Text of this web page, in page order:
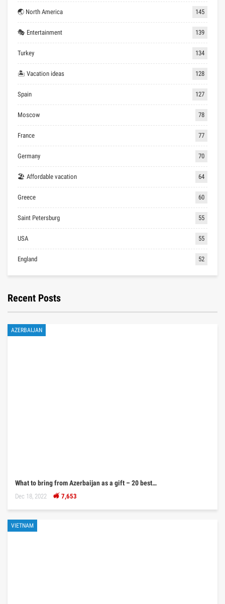
🌏 North America 145
🎭 Entertainment 139
Turkey 134
🏝 Vacation ideas 128
Spain 127
Moscow 78
France 77
Germany 70
🏖 Affordable vacation 64
Greece 60
Saint Petersburg 55
USA 55
England 52
Recent Posts
AZERBAIJAN
What to bring from Azerbaijan as a gift – 20 best…
Dec 18, 2022 7,653
VIETNAM